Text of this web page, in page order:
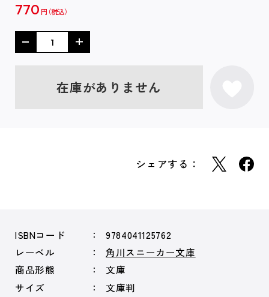
770 円
在庫がありません
シェアする：
ISBNコード
9784041125762
レーベル
角川スニーカー文庫
商品形態
文庫
サイズ
文庫判